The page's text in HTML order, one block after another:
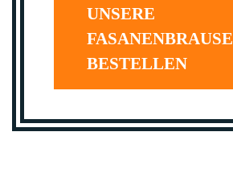
UNSERE
FASANENBRAUSE
BESTELLEN